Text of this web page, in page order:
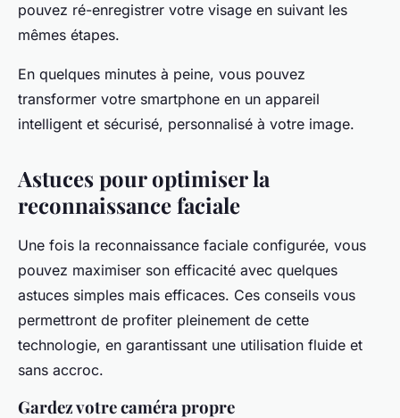
pouvez ré-enregistrer votre visage en suivant les
mêmes étapes.
En quelques minutes à peine, vous pouvez
transformer votre smartphone en un appareil
intelligent et sécurisé, personnalisé à votre image.
Astuces pour optimiser la
reconnaissance faciale
Une fois la reconnaissance faciale configurée, vous
pouvez maximiser son efficacité avec quelques
astuces simples mais efficaces. Ces conseils vous
permettront de profiter pleinement de cette
technologie, en garantissant une utilisation fluide et
sans accroc.
Gardez votre caméra propre